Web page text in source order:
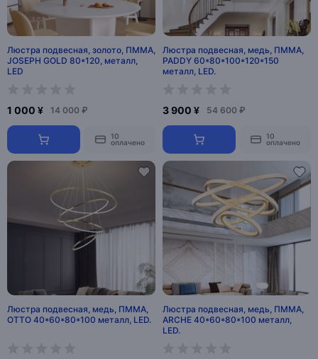
Люстра подвесная, золото, ПММА,
JOSEPH GOLD 80*120, металл,
LED
1 000 ¥ 14 000 ₽
10
оплачено
Люстра подвесная, медь, ПММА,
PADDY 60*80*100*120*150
металл, LED.
3 900 ¥ 54 600 ₽
10
оплачено
Люстра подвесная, медь, ПММА,
OTTO 40*60*80*100 металл, LED.
Люстра подвесная, медь, ПММА,
ARCHE 40*60*80*100 металл,
LED.